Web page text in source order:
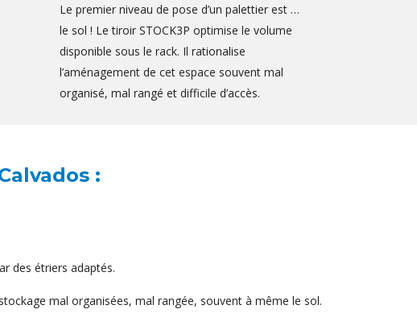
Le premier niveau de pose d’un palettier est …
le sol ! Le tiroir STOCK3P optimise le volume
disponible sous le rack. Il rationalise
l’aménagement de cet espace souvent mal
organisé, mal rangé et difficile d’accès.
:
des étriers adaptés.
mal organisées, mal rangée, souvent à même le sol.